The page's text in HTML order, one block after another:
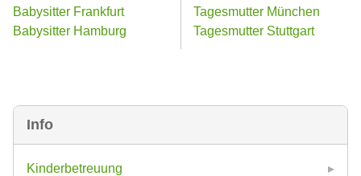
Info
Kinderbetreuung
Babysitter Frankfurt
Babysitter Hamburg
Tagesmutter München
Tagesmutter Stuttgart